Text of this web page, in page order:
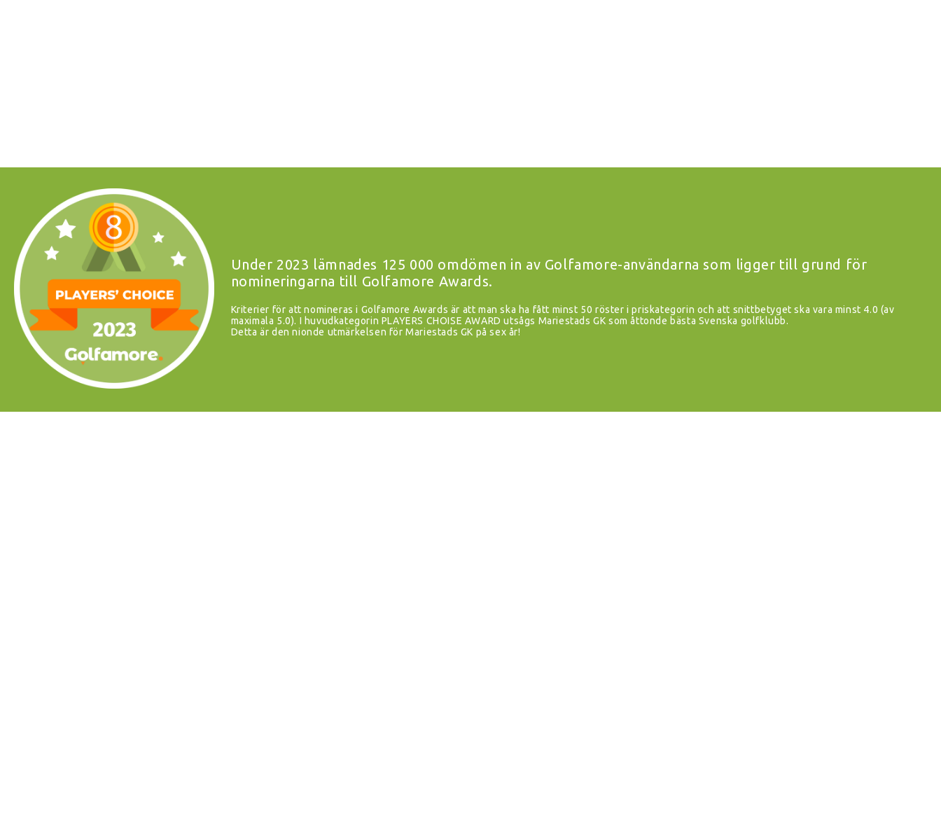
Under 2023 lämnades 125 000 omdömen in av Golfamore-användarna som ligger till grund för
nomineringarna till Golfamore Awards.
Kriterier för att nomineras i Golfamore Awards är att man ska ha fått minst 50 röster i priskategorin och att snittbetyget ska vara minst 4.0 (av
maximala 5.0). I huvudkategorin PLAYERS CHOISE AWARD utsågs Mariestads GK som åttonde bästa Svenska golfklubb.
Detta är den nionde utmärkelsen för Mariestads GK på sex år!